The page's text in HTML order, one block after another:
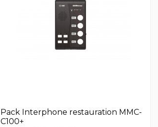
Pack Interphone restauration MMC-
C100+